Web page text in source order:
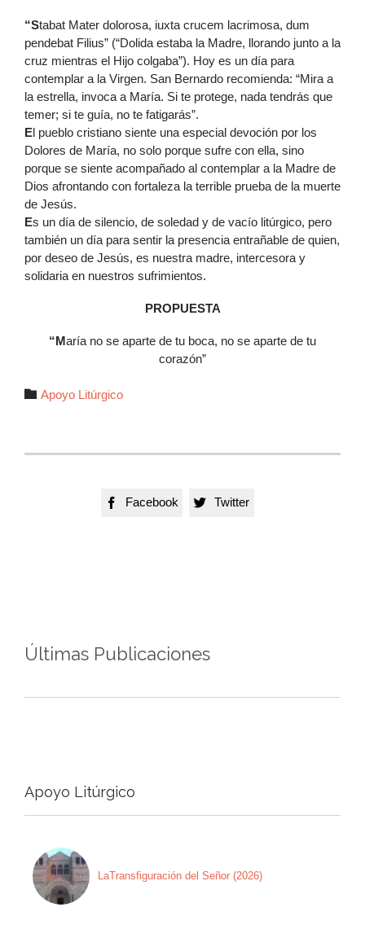
“Stabat Mater dolorosa, iuxta crucem lacrimosa, dum
pendebat Filius” (“Dolida estaba la Madre, llorando junto a la
cruz mientras el Hijo colgaba”). Hoy es un día para
contemplar a la Virgen. San Bernardo recomienda: “Mira a
la estrella, invoca a María. Si te protege, nada tendrás que
temer; si te guía, no te fatigarás”.
El pueblo cristiano siente una especial devoción por los
Dolores de María, no solo porque sufre con ella, sino
porque se siente acompañado al contemplar a la Madre de
Dios afrontando con fortaleza la terrible prueba de la muerte
de Jesús.
Es un día de silencio, de soledad y de vacío litúrgico, pero
también un día para sentir la presencia entrañable de quien,
por deseo de Jesús, es nuestra madre, intercesora y
solidaria en nuestros sufrimientos.
PROPUESTA
“María no se aparte de tu boca, no se aparte de tu
corazón”
 Autor
Apoyo Litúrgico
 Facebook  Twitter
Últimas Publicaciones
Apoyo Litúrgico
LaTransfiguración del Señor (2026)